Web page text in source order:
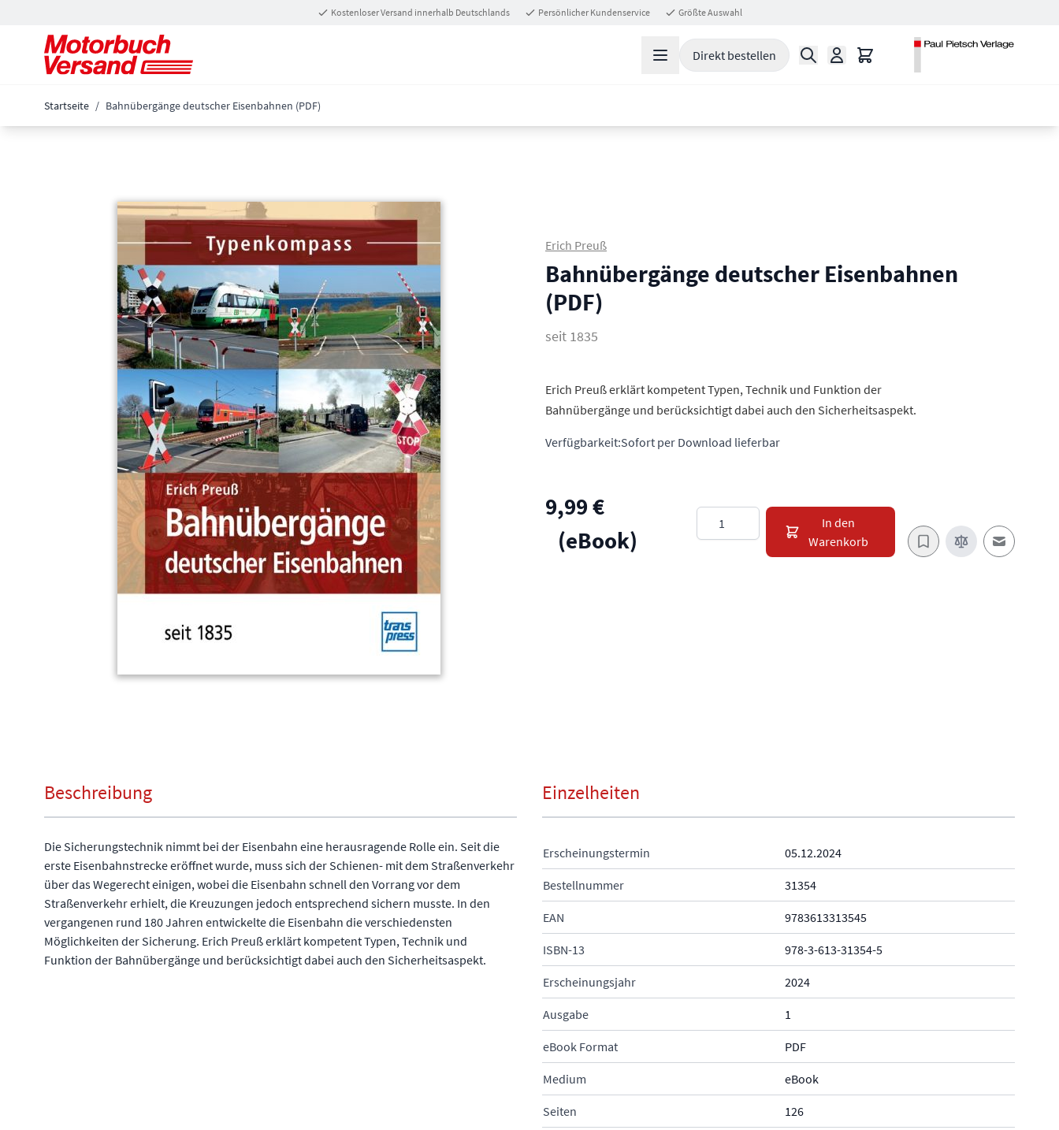
Kostenloser Versand innerhalb Deutschlands Persönlicher Kundenservice Größte Auswahl
Direkt bestellen Suche Warenkorb
Startseite / Bahnübergänge deutscher Eisenbahnen (PDF)
Erich Preuß
Bahnübergänge deutscher Eisenbahnen
(PDF)
seit 1835
Click to view image in fullscreen
Erich Preuß erklärt kompetent Typen, Technik und Funktion der
Bahnübergänge und berücksichtigt dabei auch den Sicherheitsaspekt.
Verfügbarkeit:Sofort per Download lieferbar
9,99 €
(eBook)
In den
Warenkorb
E-Mail an
Beschreibung
Die Sicherungstechnik nimmt bei der Eisenbahn eine herausragende Rolle ein. Seit die
erste Eisenbahnstrecke eröffnet wurde, muss sich der Schienen- mit dem Straßenverkehr
über das Wegerecht einigen, wobei die Eisenbahn schnell den Vorrang vor dem
Straßenverkehr erhielt, die Kreuzungen jedoch entsprechend sichern musste. In den
vergangenen rund 180 Jahren entwickelte die Eisenbahn die verschiedensten
Möglichkeiten der Sicherung. Erich Preuß erklärt kompetent Typen, Technik und
Funktion der Bahnübergänge und berücksichtigt dabei auch den Sicherheitsaspekt.
Einzelheiten
Erscheinungstermin 05.12.2024
Bestellnummer 31354
EAN 9783613313545
ISBN-13 978-3-613-31354-5
Erscheinungsjahr 2024
Ausgabe 1
eBook Format PDF
Medium eBook
Seiten 126